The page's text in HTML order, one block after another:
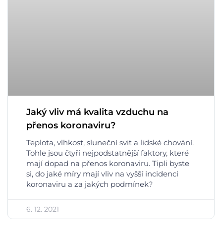
Jaký vliv má kvalita vzduchu na
přenos koronaviru?
Teplota, vlhkost, sluneční svit a lidské chování.
Tohle jsou čtyři nejpodstatnější faktory, které
mají dopad na přenos koronaviru. Tipli byste
si, do jaké míry mají vliv na vyšší incidenci
koronaviru a za jakých podmínek?
6. 12. 2021